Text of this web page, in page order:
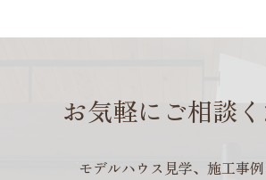
お気軽にご相談
モデルハウス見学、施工事例